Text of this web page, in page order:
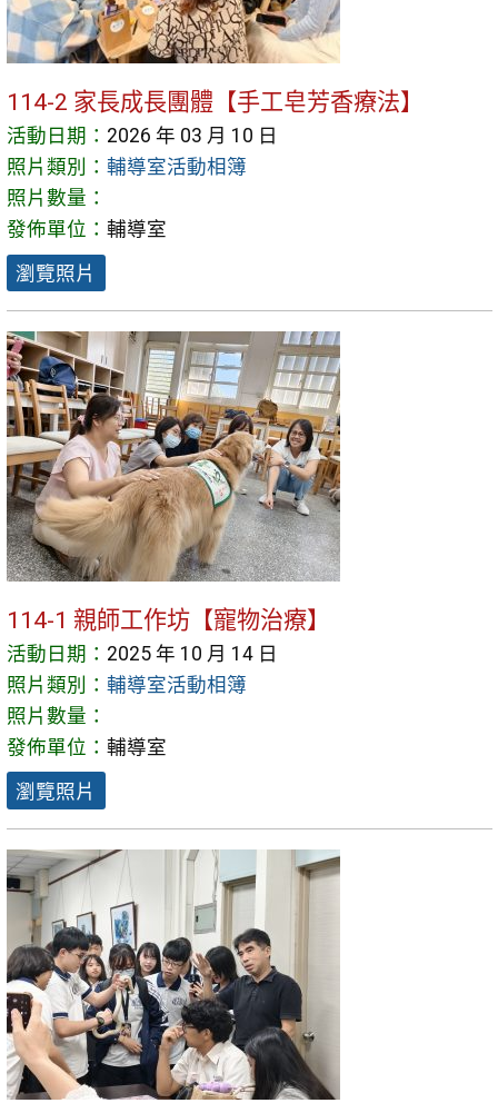
114-2 家長成長團體【手工皂芳香療法】
活動日期： 2026 年 03 月 10 日
照片類別： 輔導室活動相簿
照片數量：
發佈單位： 輔導室
瀏覽照片
114-1 親師工作坊【寵物治療】
活動日期： 2025 年 10 月 14 日
照片類別： 輔導室活動相簿
照片數量：
發佈單位： 輔導室
瀏覽照片